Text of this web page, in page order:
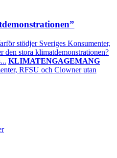
stödjer Sveriges Konsumenter,
den stora klimatdemonstrationen?
KLIMATENGAGEMANG
RFSU och Clowner utan